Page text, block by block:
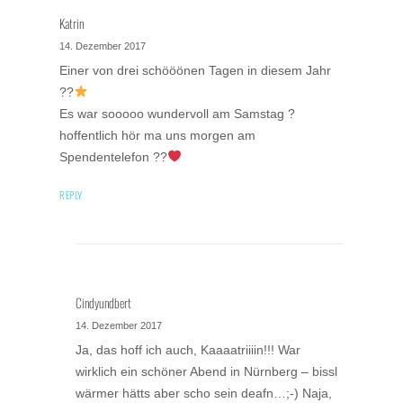
Katrin
14. Dezember 2017
Einer von drei schööönen Tagen in diesem Jahr
??
Es war sooooo wundervoll am Samstag ?
hoffentlich hör ma uns morgen am
Spendentelefon ??
REPLY
Cindyundbert
14. Dezember 2017
Ja, das hoff ich auch, Kaaaatriiiin!!! War
wirklich ein schöner Abend in Nürnberg – bissl
wärmer hätts aber scho sein deafn…;-) Naja,